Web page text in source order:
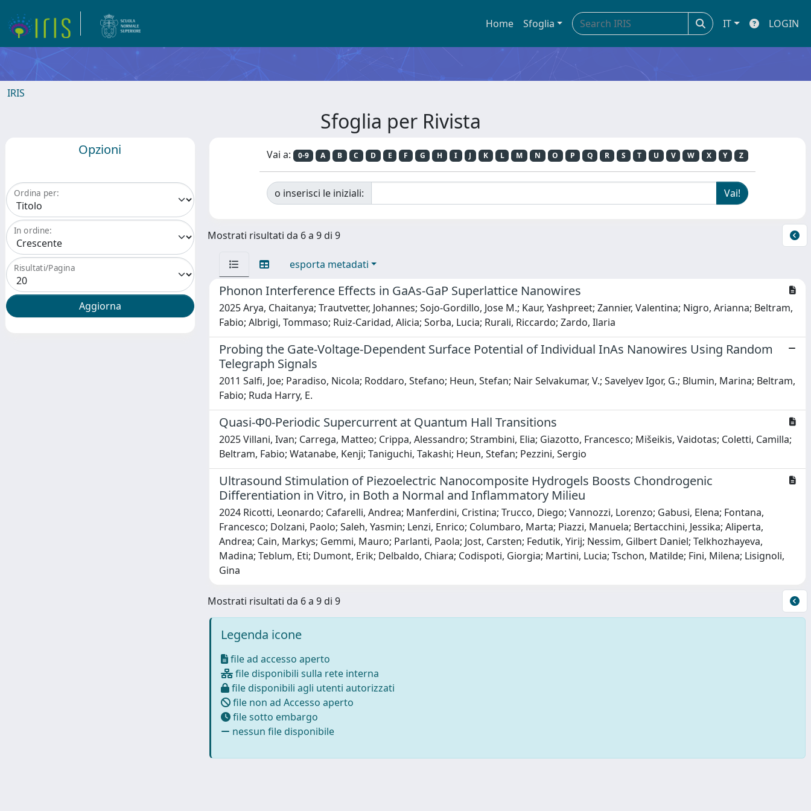
Home Sfoglia IT LOGIN
IRIS
Sfoglia per Rivista
Opzioni
Ordina per:
In ordine:
Risultati/Pagina
Vai a: 0-9 A B C D E F G H I J K L M N O P Q R S T U V W X Y Z
o inserisci le iniziali:
Mostrati risultati da 6 a 9 di 9
esporta metadati
Phonon Interference Effects in GaAs-GaP Superlattice Nanowires
2025 Arya, Chaitanya; Trautvetter, Johannes; Sojo-Gordillo, Jose M.; Kaur, Yashpreet; Zannier, Valentina; Nigro, Arianna; Beltram,
Fabio; Albrigi, Tommaso; Ruiz-Caridad, Alicia; Sorba, Lucia; Rurali, Riccardo; Zardo, Ilaria
Probing the Gate-Voltage-Dependent Surface Potential of Individual InAs Nanowires Using Random
Telegraph Signals
2011 Salfi, Joe; Paradiso, Nicola; Roddaro, Stefano; Heun, Stefan; Nair Selvakumar, V.; Savelyev Igor, G.; Blumin, Marina; Beltram,
Fabio; Ruda Harry, E.
Quasi-Φ0-Periodic Supercurrent at Quantum Hall Transitions
2025 Villani, Ivan; Carrega, Matteo; Crippa, Alessandro; Strambini, Elia; Giazotto, Francesco; Mišeikis, Vaidotas; Coletti, Camilla;
Beltram, Fabio; Watanabe, Kenji; Taniguchi, Takashi; Heun, Stefan; Pezzini, Sergio
Ultrasound Stimulation of Piezoelectric Nanocomposite Hydrogels Boosts Chondrogenic
Differentiation in Vitro, in Both a Normal and Inflammatory Milieu
2024 Ricotti, Leonardo; Cafarelli, Andrea; Manferdini, Cristina; Trucco, Diego; Vannozzi, Lorenzo; Gabusi, Elena; Fontana,
Francesco; Dolzani, Paolo; Saleh, Yasmin; Lenzi, Enrico; Columbaro, Marta; Piazzi, Manuela; Bertacchini, Jessika; Aliperta,
Andrea; Cain, Markys; Gemmi, Mauro; Parlanti, Paola; Jost, Carsten; Fedutik, Yirij; Nessim, Gilbert Daniel; Telkhozhayeva,
Madina; Teblum, Eti; Dumont, Erik; Delbaldo, Chiara; Codispoti, Giorgia; Martini, Lucia; Tschon, Matilde; Fini, Milena; Lisignoli,
Gina
Mostrati risultati da 6 a 9 di 9
Legenda icone
file ad accesso aperto
file disponibili sulla rete interna
file disponibili agli utenti autorizzati
file non ad Accesso aperto
file sotto embargo
nessun file disponibile